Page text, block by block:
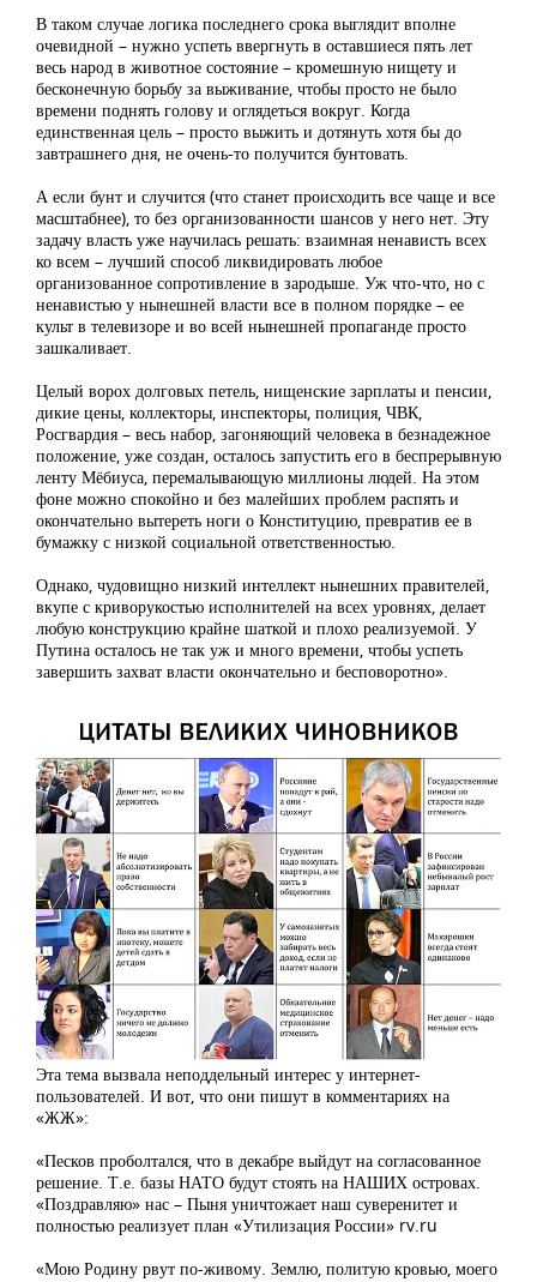
В таком случае логика последнего срока выглядит вполне
очевидной – нужно успеть ввергнуть в оставшиеся пять лет
весь народ в животное состояние – кромешную нищету и
бесконечную борьбу за выживание, чтобы просто не было
времени поднять голову и оглядеться вокруг. Когда
единственная цель – просто выжить и дотянуть хотя бы до
завтрашнего дня, не очень-то получится бунтовать.
А если бунт и случится (что станет происходить все чаще и все
масштабнее), то без организованности шансов у него нет. Эту
задачу власть уже научилась решать: взаимная ненависть всех
ко всем – лучший способ ликвидировать любое
организованное сопротивление в зародыше. Уж что-что, но с
ненавистью у нынешней власти все в полном порядке – ее
культ в телевизоре и во всей нынешней пропаганде просто
зашкаливает.
Целый ворох долговых петель, нищенские зарплаты и пенсии,
дикие цены, коллекторы, инспекторы, полиция, ЧВК,
Росгвардия – весь набор, загоняющий человека в безнадежное
положение, уже создан, осталось запустить его в беспрерывную
ленту Мёбиуса, перемалывающую миллионы людей. На этом
фоне можно спокойно и без малейших проблем распять и
окончательно вытереть ноги о Конституцию, превратив ее в
бумажку с низкой социальной ответственностью.
Однако, чудовищно низкий интеллект нынешних правителей,
вкупе с криворукостью исполнителей на всех уровнях, делает
любую конструкцию крайне шаткой и плохо реализуемой. У
Путина осталось не так уж и много времени, чтобы успеть
завершить захват власти окончательно и бесповоротно».
Эта тема вызвала неподдельный интерес у интернет-
пользователей. И вот, что они пишут в комментариях на
«ЖЖ»:
«Песков проболтался, что в декабре выйдут на согласованное
решение. Т.е. базы НАТО будут стоять на НАШИХ островах.
«Поздравляю» нас – Пыня уничтожает наш суверенитет и
полностью реализует план «Утилизация России» rv.ru
«Мою Родину рвут по-живому. Землю, политую кровью, моего